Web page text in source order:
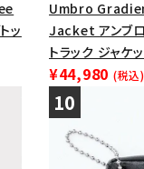
ッ
Umbro
Jacket アンブ
トラック ジャケ
¥44,980 (税込)